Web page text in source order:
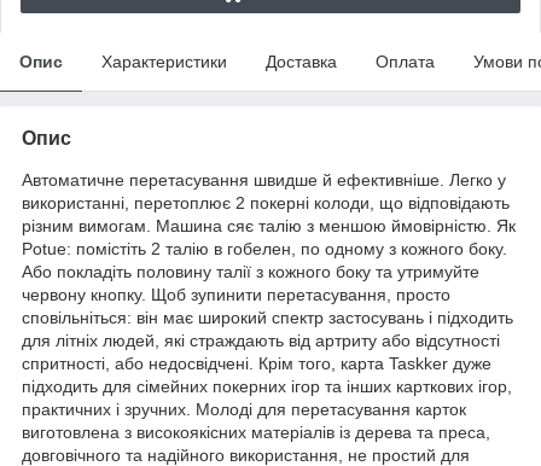
Опис Характеристики Доставка Оплата Умови
Опис
Автоматичне перетасування швидше й ефективніше. Легко у
використанні, перетоплює 2 покерні колоди, що відповідають
різним вимогам. Машина сяє талію з меншою ймовірністю. Як
Potue: помістіть 2 талію в гобелен, по одному з кожного боку.
Або покладіть половину талії з кожного боку та утримуйте
червону кнопку. Щоб зупинити перетасування, просто
сповільніться: він має широкий спектр застосувань і підходить
для літніх людей, які страждають від артриту або відсутності
спритності, або недосвідчені. Крім того, карта Taskker дуже
підходить для сімейних покерних ігор та інших карткових ігор,
практичних і зручних. Молоді для перетасування карток
виготовлена з високоякісних матеріалів із дерева та преса,
довговічного та надійного використання, не простий для